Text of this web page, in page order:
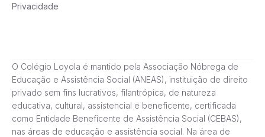
Privacidade
O Colégio Loyola é mantido pela Associação Nóbrega de
Educação e Assistência Social (ANEAS), instituição de direito
privado sem fins lucrativos, filantrópica, de natureza
educativa, cultural, assistencial e beneficente, certificada
como Entidade Beneficente de Assistência Social (CEBAS),
nas áreas de educação e assistência social. Na área de